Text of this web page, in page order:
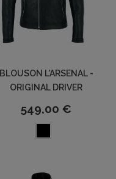
BLOUSON L'ARSENAL -
ORIGINAL DRIVER
549,00 €